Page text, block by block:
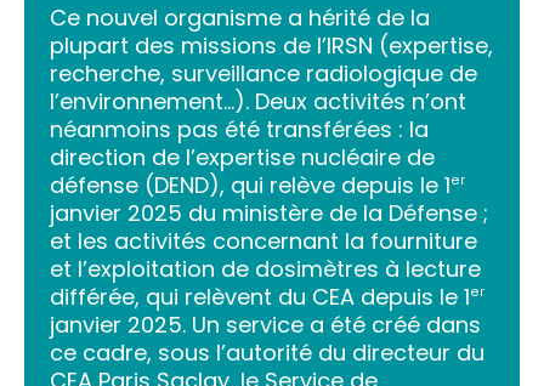
Ce nouvel organisme a hérité de la
plupart des missions de l’IRSN (expertise,
recherche, surveillance radiologique de
l’environnement…). Deux activités n’ont
néanmoins pas été transférées : la
direction de l’expertise nucléaire de
défense (DEND), qui relève depuis le 1er
janvier 2025 du ministère de la Défense ;
et les activités concernant la fourniture
et l’exploitation de dosimètres à lecture
différée, qui relèvent du CEA depuis le 1er
janvier 2025. Un service a été créé dans
ce cadre, sous l’autorité du directeur du